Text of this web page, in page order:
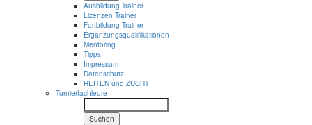
Ausbildung Trainer
Lizenzen Trainer
Fortbildung Trainer
Ergänzungsqualifikationen
Mentoring
Tipps
Impressum
Datenschutz
REITEN und ZUCHT
Turnierfachleute
Suchen